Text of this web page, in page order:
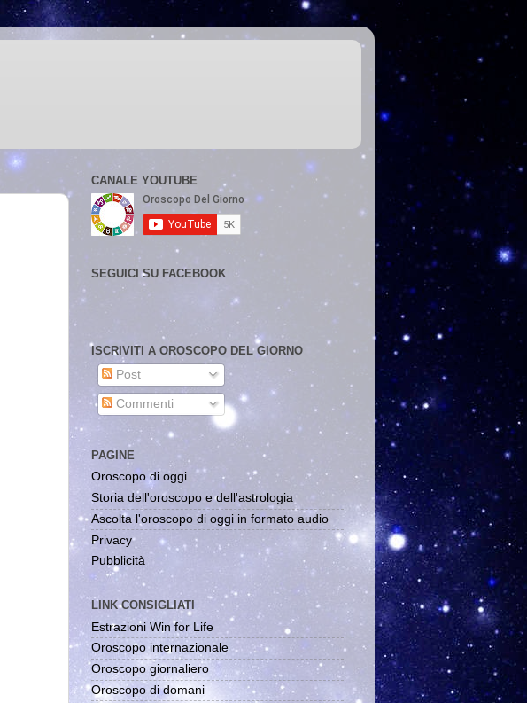
CANALE YOUTUBE
SEGUICI SU FACEBOOK
ISCRIVITI A OROSCOPO DEL GIORNO
Post
Commenti
PAGINE
Oroscopo di oggi
Storia dell'oroscopo e dell'astrologia
Ascolta l'oroscopo di oggi in formato audio
Privacy
Pubblicità
LINK CONSIGLIATI
Estrazioni Win for Life
Oroscopo internazionale
Oroscopo giornaliero
Oroscopo di domani